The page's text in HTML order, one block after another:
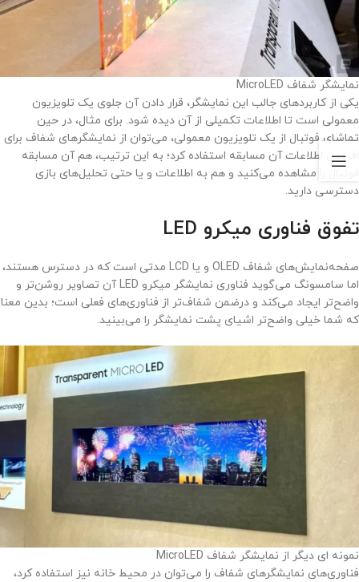
نمایشگر شفاف MicroLED
یکی از کاربردهای جالب این نمایشگر، قرار دادن آن جلوی یک تلویزیون
معمولی است تا اطلاعات تکمیلی از آن دیده شود. برای مثال، در حین
تماشای فوتبال از یک تلویزیون معمولی، می‌توان از نمایشگرهای شفاف برای
افزودن اطلاعات آن مسابقه استفاده کرد؛ به این ترتیب، هم آن مسابقه
فوتبال را مشاهده می‌کنید و هم به اطلاعات و یا حتی تحلیل‌های بازی
دسترسی دارید.
تفوق فناوری میکرو LED
صفحه‌نمایش‌های شفاف OLED و یا LCD مدتی است که در دسترس هستند،
اما سامسونگ می‌گوید فناوری نمایشگر میکرو LED آن تصاویر روشن‌تر و
واضح‌تر ایجاد می‌کند و درضمن شفاف‌تر از فناوری‌های فعلی است؛ بدین معنا
که شما خیلی واضح‌تر اشیای پشت نمایشگر را می‌بینید.
نمونه ای دیگر از نمایشگر شفاف MicroLED
فناوری‌های نمایشگرهای شفاف را می‌توان در محیط خانه نیز استفاده کرد،